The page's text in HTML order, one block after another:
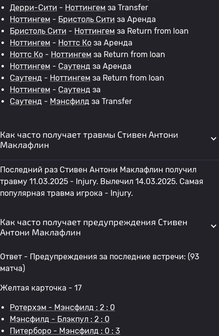
Дерри-Сити - Ноттингем за Transfer
Ноттингем - Бристоль Сити за Аренда
Бристоль Сити - Ноттингем за Return from loan
Ноттингем - Ноттс Ко за Аренда
Ноттс Ко - Ноттингем за Return from loan
Ноттингем - Саутенд за Аренда
Саутенд - Ноттингем за Return from loan
Ноттингем - Саутенд за
Саутенд - Мэнсфилд за Transfer
Как часто получает травмы Стивен Антони
Маклафлин
Последний раз Стивен Антони Маклафлин получил
травму 11.03.2025 - Injury. Вылечил 14.03.2025. Самая
популярная травма игрока - Injury.
Как часто получает предупреждения Стивен
Антони Маклафлин
Ответ - Предупреждения за последние встречи: (93
матча)
Желтая карточка - 17
Ротерхэм - Мэнсфилд : 2 : 0
Мэнсфилд - Блэкпул : 2 : 0
Питерборо - Мэнсфилд : 0 : 3